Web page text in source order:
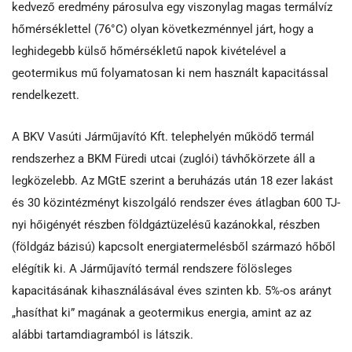
kedvező eredmény párosulva egy viszonylag magas termálvíz
hőmérséklettel (76°C) olyan következménnyel járt, hogy a
leghidegebb külső hőmérsékletű napok kivételével a
geotermikus mű folyamatosan ki nem használt kapacitással
rendelkezett.
A BKV Vasúti Járműjavító Kft. telephelyén működő termál
rendszerhez a BKM Füredi utcai (zuglói) távhőkörzete áll a
legközelebb. Az MGtE szerint a beruházás után 18 ezer lakást
és 30 közintézményt kiszolgáló rendszer éves átlagban 600 TJ-
nyi hőigényét részben földgáztüzelésű kazánokkal, részben
(földgáz bázisú) kapcsolt energiatermelésből származó hőből
elégítik ki. A Járműjavító termál rendszere fölösleges
kapacitásának kihasználásával éves szinten kb. 5%-os arányt
„hasíthat ki” magának a geotermikus energia, amint az az
alábbi tartamdiagramból is látszik.